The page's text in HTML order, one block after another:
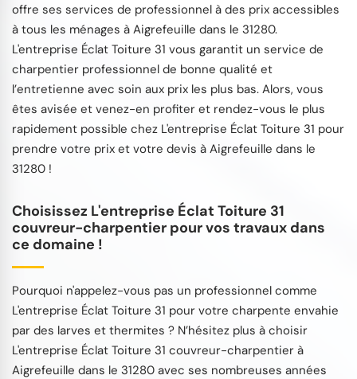
offre ses services de professionnel à des prix accessibles
à tous les ménages à Aigrefeuille dans le 31280.
L'entreprise Éclat Toiture 31 vous garantit un service de
charpentier professionnel de bonne qualité et
l’entretienne avec soin aux prix les plus bas. Alors, vous
êtes avisée et venez-en profiter et rendez-vous le plus
rapidement possible chez L'entreprise Éclat Toiture 31 pour
prendre votre prix et votre devis à Aigrefeuille dans le
31280 !
Choisissez L'entreprise Éclat Toiture 31
couvreur-charpentier pour vos travaux dans
ce domaine !
Pourquoi n'appelez-vous pas un professionnel comme
L'entreprise Éclat Toiture 31 pour votre charpente envahie
par des larves et thermites ? N’hésitez plus à choisir
L'entreprise Éclat Toiture 31 couvreur-charpentier à
Aigrefeuille dans le 31280 avec ses nombreuses années